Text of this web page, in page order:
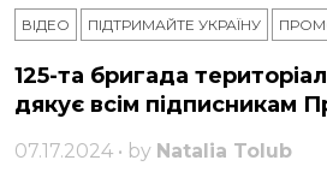
ВІДЕО ПІДТРИМАЙТЕ УКРАЇНУ
125-та бригада
дякує всім підписникам
07.17.2024 • by Natalia Tolub